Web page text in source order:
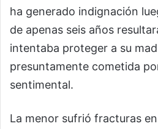
ha generado indignación
de apenas seis años
intentaba proteger a su
presuntamente cometida
sentimental.
La menor sufrió fracturas